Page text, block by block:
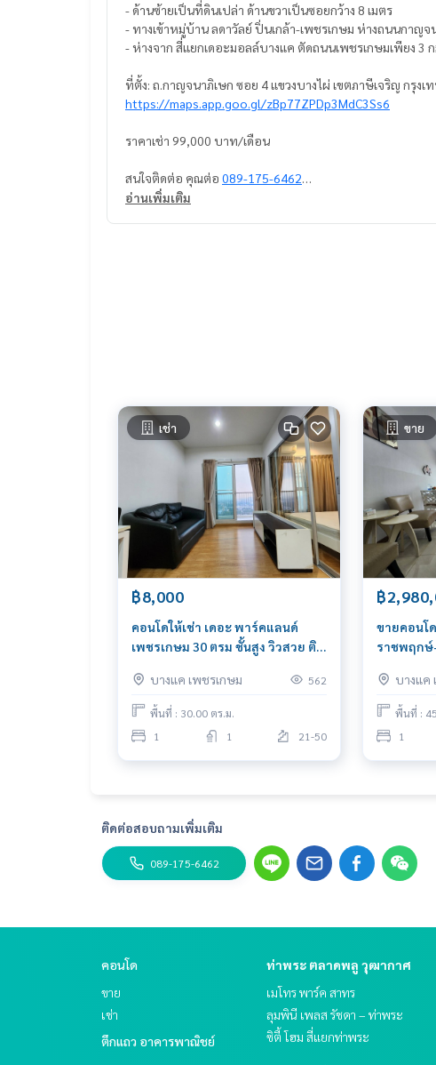
- ด้านซ้ายเป็นที่ดินเปล่า ด้านขวาเป็นซอยกว้าง 8 เมตร
- ทางเข้าหมู่บ้าน ลดาวัลย์ ปิ่นเกล้า-เพชรเกษม ห่างถนนกาญจ
- ห่างจาก สี่แยกเดอะมอลล์บางแค ตัดถนนเพชรเกษมเพียง 3
ที่ตั้ง: ถ.กาญจนาภิเษก ซอย 4 แขวงบางไผ่ เขตภาษีเจริญ กรุงเ
https://maps.app.goo.gl/zBp77ZPDp3MdC3Ss6
ราคาเช่า 99,000 บาท/เดือน
สนใจติดต่อ คุณต่อ 089-175-6462
อ่านเพิ่มเติม
เช่า
฿8,000
คอนโดให้เช่า เดอะ พาร์คแลนด์
เพชรเกษม 30 ตรม ชั้นสูง วิวสวย ติด
บางแคบางแค เพชรเกษม 562
พื้นที่ : 30.00 ตร.ม.
1
1 21-50
ขาย
฿
ขายคอนโ
ราชพฤกษ์
ติด MRT
บางแค
พื้นที่ :
1
ติดต่อสอบถามเพิ่มเติม
089-175-6462
คอนโด
ขาย
เช่า
ตึกแถว อาคารพาณิชย์
ท่าพระ ตลาดพลู วุฒากาศ
เมโทร พาร์ค สาทร
ลุมพินี เพลส รัชดา – ท่าพระ
ซิตี้ โฮม สี่แยกท่าพระ